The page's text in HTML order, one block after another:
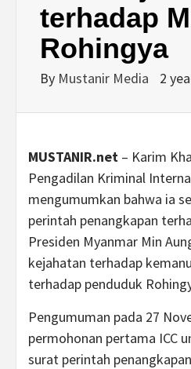
terhadap
Rohingya
By Mustanir Media 2
MUSTANIR.net – Karim
Pengadilan Kriminal
mengumumkan bahwa ia
perintah penangkapan
Presiden Myanmar Min
kejahatan terhadap
terhadap penduduk
Pengumuman pada 27
permohonan pertama ICC
surat perintah